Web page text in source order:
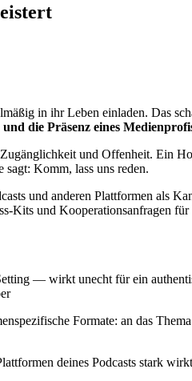
in ihr Leben einladen. Das
die Präsenz eines
und Offenheit. Ein
Komm, lass uns reden.
und anderen Plattformen als
Kits und Kooperationsanfragen
— wirkt unecht für ein
Formate: an das
deines Podcasts stark